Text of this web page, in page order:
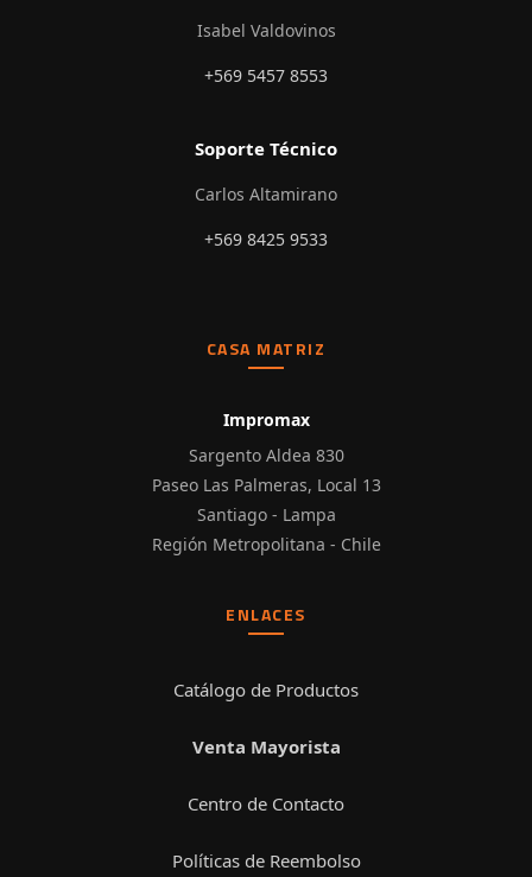
Isabel Valdovinos
+569 5457 8553
Soporte Técnico
Carlos Altamirano
+569 8425 9533
CASA MATRIZ
Impromax
Sargento Aldea 830
Paseo Las Palmeras, Local 13
Santiago - Lampa
Región Metropolitana - Chile
ENLACES
Catálogo de Productos
Venta Mayorista
Centro de Contacto
Políticas de Reembolso